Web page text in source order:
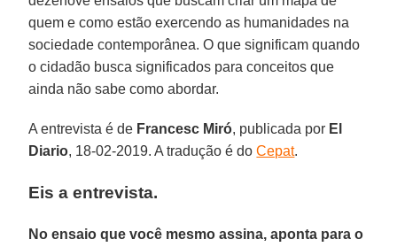
quem e como estão exercendo as humanidades na
sociedade contemporânea. O que significam quando
o cidadão busca significados para conceitos que
ainda não sabe como abordar.
A entrevista é de Francesc Miró, publicada por El
Diario, 18-02-2019. A tradução é doCepat.
Eis a entrevista.
No ensaio que você mesmo assina, aponta para o